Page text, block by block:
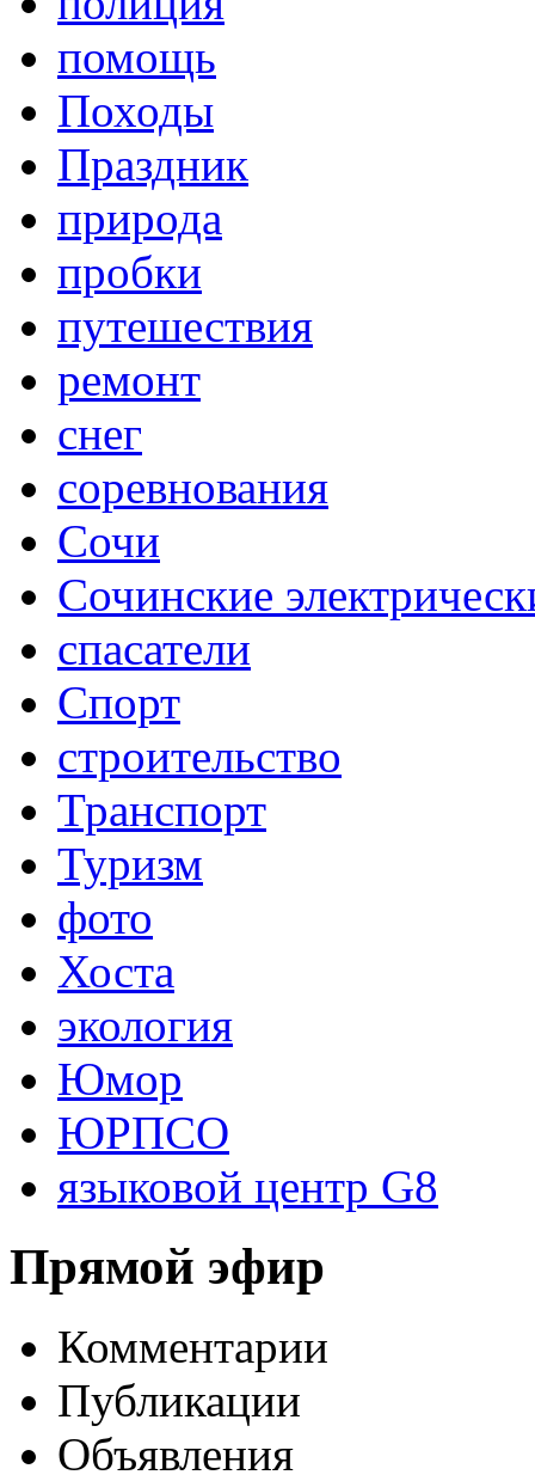
помощь
Походы
Праздник
природа
пробки
путешествия
ремонт
снег
соревнования
Сочи
Сочинские
спасатели
Спорт
строительство
Транспорт
Туризм
фото
Хоста
экология
Юмор
ЮРПСО
языковой центр G8
Прямой эфир
Комментарии
Публикации
Объявления